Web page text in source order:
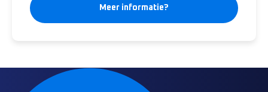
Meer informatie?